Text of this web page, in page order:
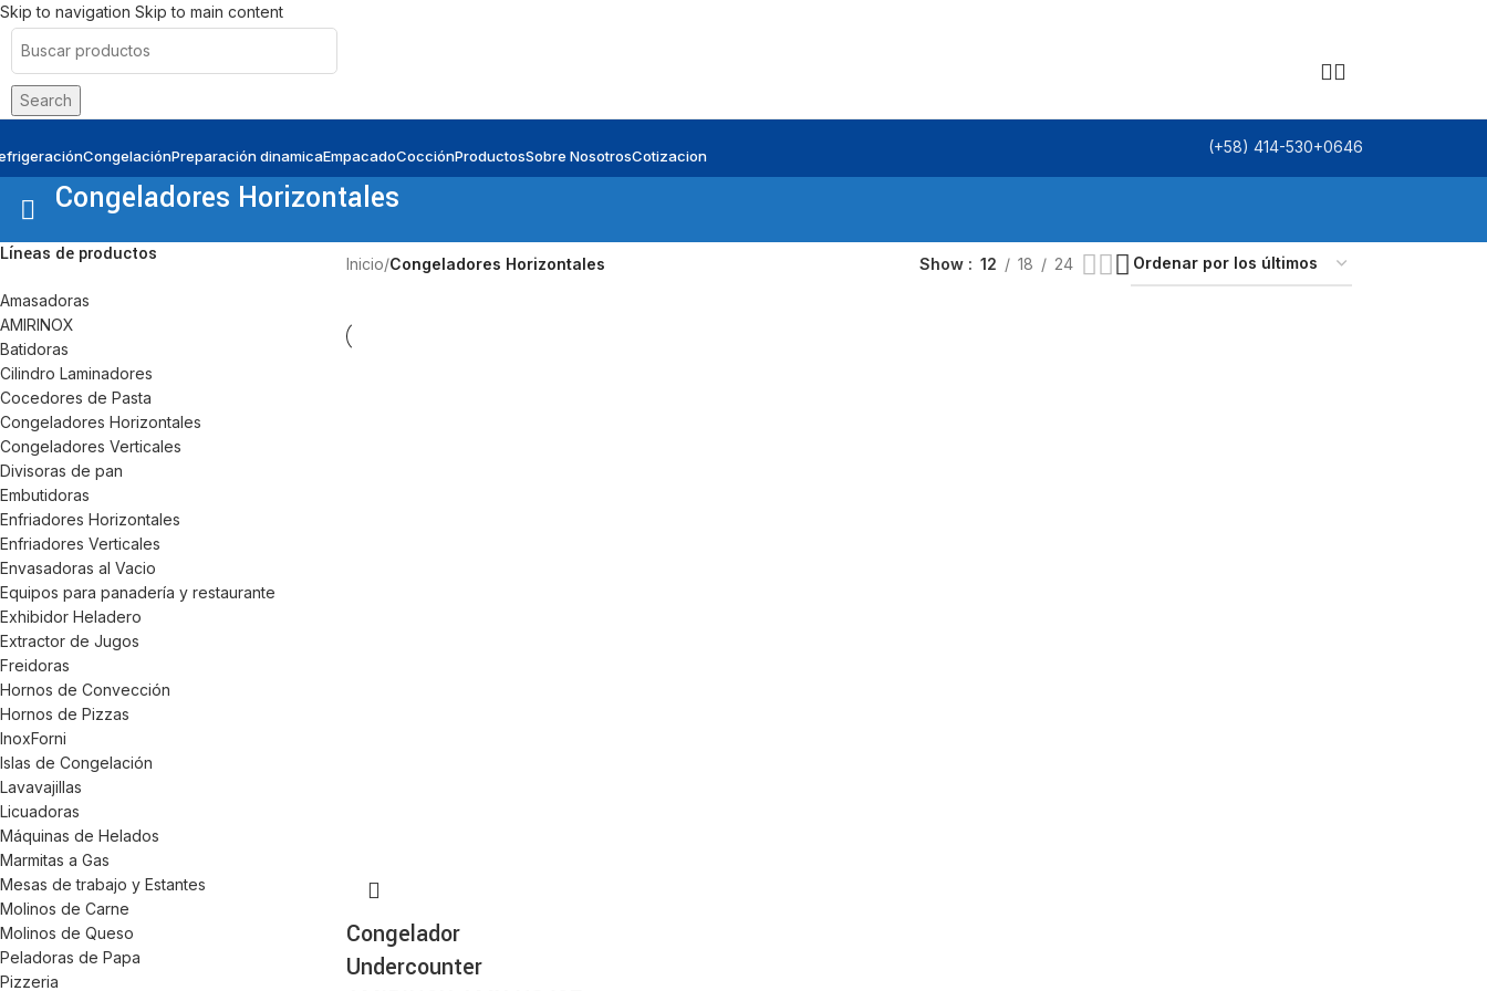
Skip to navigation Skip to main content
Search
CongelaciónPreparación dinamicaEmpacadoCocciónProductosSobre NosotrosCotizacion
(+58) 414-530+0646
Congeladores Horizontales
Líneas de productos
Amasadoras
AMIRINOX
Batidoras
Cilindro Laminadores
Cocedores de Pasta
Congeladores Horizontales
Congeladores Verticales
Divisoras de pan
Embutidoras
Enfriadores Horizontales
Enfriadores Verticales
Envasadoras al Vacio
Equipos para panadería y restaurante
Exhibidor Heladero
Extractor de Jugos
Freidoras
Hornos de Convección
Hornos de Pizzas
InoxForni
Islas de Congelación
Lavavajillas
Licuadoras
Máquinas de Helados
Marmitas a Gas
Mesas de trabajo y Estantes
Molinos de Carne
Molinos de Queso
Peladoras de Papa
Pizzeria
Inicio/Congeladores Horizontales Show 12 18 24
Congelador
Undercounter